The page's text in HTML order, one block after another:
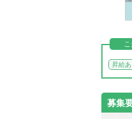
昇給あ
募集